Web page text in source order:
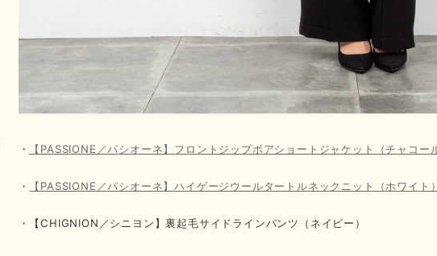
・ 【PASSIONE／パシオーネ】フロントジップボアショートジャケット（チャコー
・ 【PASSIONE／パシオーネ】ハイゲージウールタートルネックニット（ホワイト
・【CHIGNION／シニヨン】裏起毛サイドラインパンツ（ネイビー）